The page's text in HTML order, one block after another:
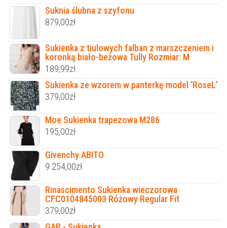
Suknia ślubna z szyfonu
879,00zł
Sukienka z tiulowych falban z marszczeniem i
koronką biało-beżowa Tully Rozmiar: M
189,99zł
Sukienka ze wzorem w panterkę model ‘RoseL’
379,00zł
Moe Sukienka trapezowa M286
195,00zł
Givenchy ABITO
9 254,00zł
Rinascimento Sukienka wieczorowa
CFC0104845003 Różowy Regular Fit
379,00zł